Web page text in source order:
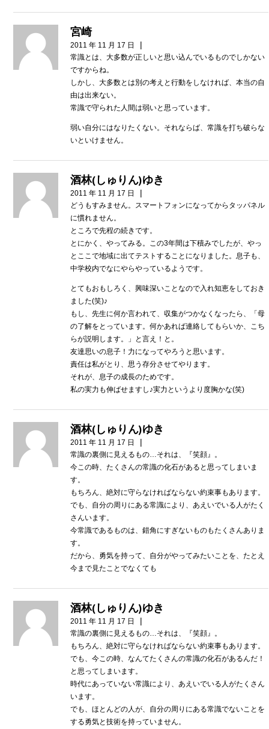
宮崎
2011 年 11 月 17 日 |
常識とは、大多数が正しいと思い込んでいるものでしかない
ですからね。
しかし、大多数とは別の考えと行動をしなければ、本当の自
由は出来ない。
常識で守られた人間は弱いと思っています。
弱い自分にはなりたくない。それならば、常識を打ち破らな
いといけません。
酒林(しゅりん)ゆき
2011 年 11 月 17 日 |
どうもすみません。スマートフォンになってからタッパネル
に慣れません。
ところで先程の続きです。
とにかく、やってみる。この3年間は下積みでしたが、やっ
とここで地域に出てテストすることになりました。息子も、
中学校内でなにやらやっているようです。
とてもおもしろく、興味深いことなので入れ知恵をしておき
ました(笑)♪
もし、先生に何か言われて、収集がつかなくなったら、「母
の了解をとっています。何かあれば連絡してもらいか、こち
らが説明します。」と言え！と。
友達思いの息子！力になってやろうと思います。
責任は私がとり、思う存分させてやります。
それが、息子の成長のためです。
私の実力も伸ばせますし♪実力というより度胸かな(笑)
酒林(しゅりん)ゆき
2011 年 11 月 17 日 |
常識の裏側に見えるもの…それは、『笑顔』。
今この時、たくさんの常識の化石があると思ってしまいま
す。
もちろん、絶対に守らなければならない約束事もあります。
でも、自分の周りにある常識により、あえいでいる人がたく
さんいます。
今常識であるものは、錯角にすぎないものもたくさんありま
す。
だから、勇気を持って、自分がやってみたいことを、たとえ
今まで見たことでなくても
酒林(しゅりん)ゆき
2011 年 11 月 17 日 |
常識の裏側に見えるもの…それは、『笑顔』。
もちろん、絶対に守らなければならない約束事もあります。
でも、今この時、なんてたくさんの常識の化石があるんだ！
と思ってしまいます。
時代にあっていない常識により、あえいでいる人がたくさん
います。
でも、ほとんどの人が、自分の周りにある常識でないことを
する勇気と技術を持っていません。